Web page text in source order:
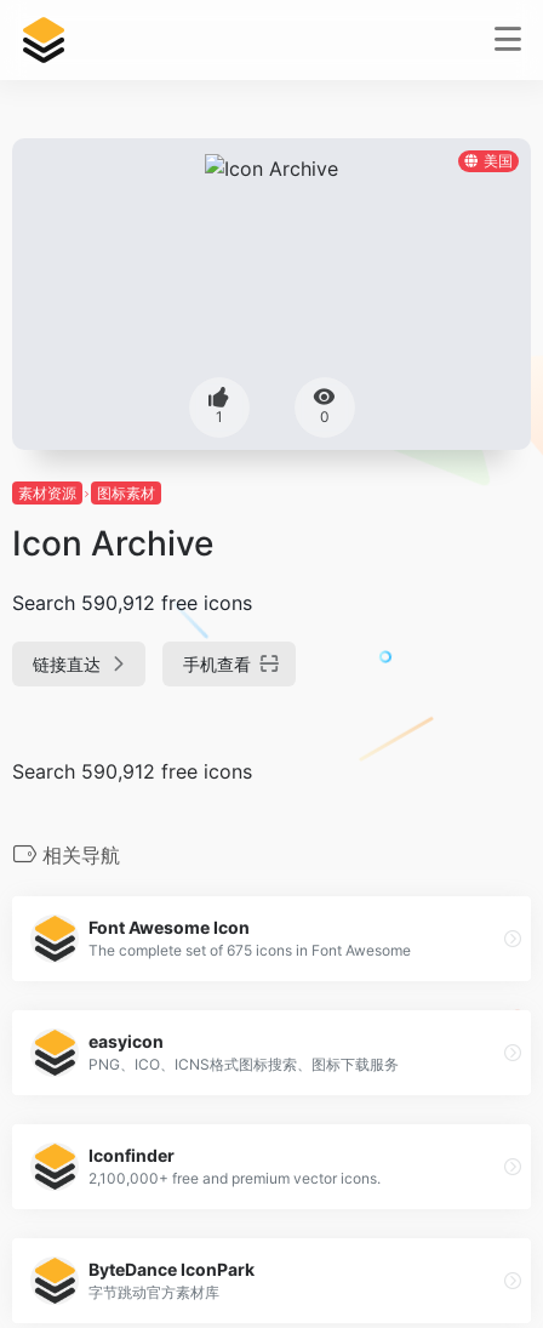
美国
1 0
素材资源 图标素材
Icon Archive
Search 590,912 free icons
链接直达 手机查看
Search 590,912 free icons
相关导航
Font Awesome Icon
The complete set of 675 icons in Font Awesome
easyicon
PNG、ICO、ICNS格式图标搜索、图标下载服务
Iconfinder
2,100,000+ free and premium vector icons.
ByteDance IconPark
字节跳动官方素材库